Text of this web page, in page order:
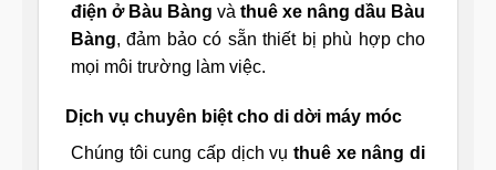
điện ở Bàu Bàng và thuê xe nâng dầu Bàu
Bàng, đảm bảo có sẵn thiết bị phù hợp cho
mọi môi trường làm việc.
Dịch vụ chuyên biệt cho di dời máy móc
Chúng tôi cung cấp dịch vụ thuê xe nâng di